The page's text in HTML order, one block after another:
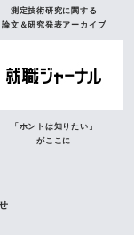
測定技術研究に関する
論文＆研究発表アーカイブ
「ホントは知りたい」
がここに